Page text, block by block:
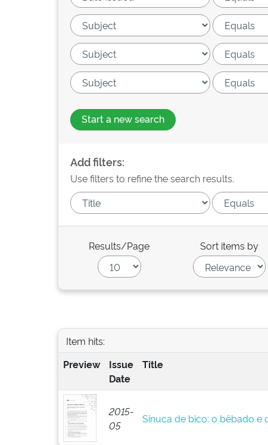
Start a new search
Add filters:
Use filters to refine the search results.
Results/Page Sort items by
Item hits:
Preview
Issue
Date
Title
2015-
05
Sinuca de bico: o bêbado e